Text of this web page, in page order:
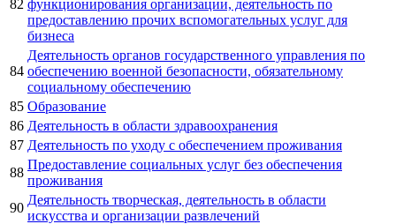
82 функционирования организации, деятельность по
предоставлению прочих вспомогательных услуг для
бизнеса
84
Деятельность органов государственного управления по
обеспечению военной безопасности, обязательному
социальному обеспечению
85 Образование
86 Деятельность в области здравоохранения
87 Деятельность по уходу с обеспечением проживания
88
Предоставление социальных услуг без обеспечения
проживания
90
Деятельность творческая, деятельность в области
искусства и организации развлечений